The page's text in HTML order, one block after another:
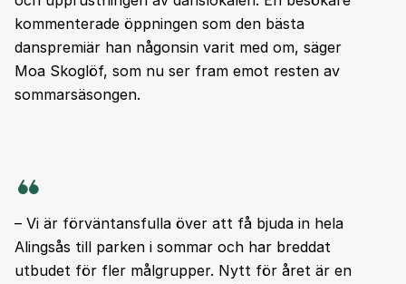
kommenterade öppningen som den bästa
danspremiär han någonsin varit med om, säger
Moa Skoglöf, som nu ser fram emot resten av
sommarsäsongen.
– Vi är förväntansfulla över att få bjuda in hela
Alingsås till parken i sommar och har breddat
utbudet för fler målgrupper. Nytt för året är en